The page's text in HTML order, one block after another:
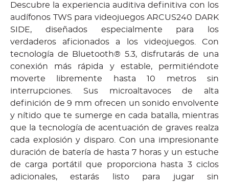
Descubre la experiencia auditiva definitiva con los
audífonos TWS para videojuegos ARCUS240 DARK
SIDE, diseñados especialmente para los
verdaderos aficionados a los videojuegos. Con
tecnología de Bluetooth® 5.3, disfrutarás de una
conexión más rápida y estable, permitiéndote
moverte libremente hasta 10 metros sin
interrupciones. Sus microaltavoces de alta
definición de 9 mm ofrecen un sonido envolvente
y nítido que te sumerge en cada batalla, mientras
que la tecnología de acentuación de graves realza
cada explosión y disparo. Con una impresionante
duración de batería de hasta 7 horas y un estuche
de carga portátil que proporciona hasta 3 ciclos
adicionales, estarás listo para jugar sin